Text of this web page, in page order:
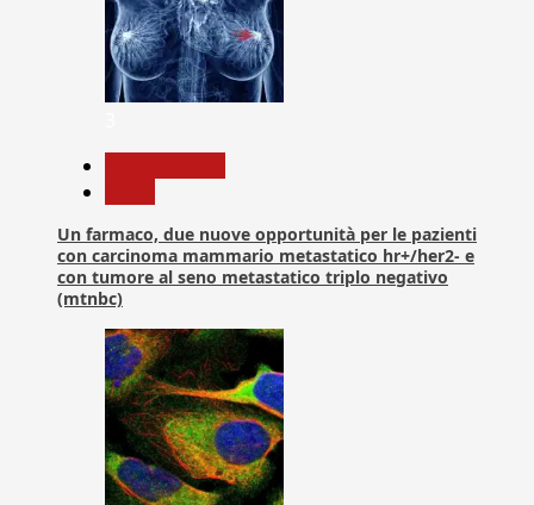
Un farmaco, due nuove opportunità per le pazienti
con carcinoma mammario metastatico hr+/her2- e
con tumore al seno metastatico triplo negativo
(mtnbc)